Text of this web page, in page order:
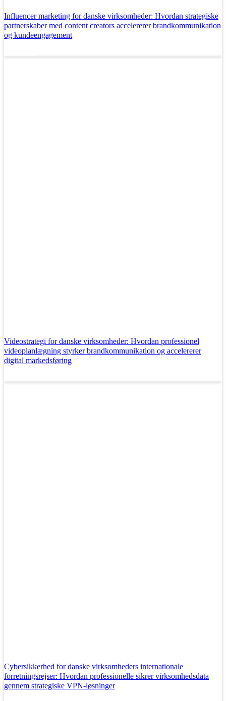
Influencer marketing for danske virksomheder: Hvordan strategiske
partnerskaber med content creators accelererer brandkommunikation
og kundeengagement
Videostrategi for danske virksomheder: Hvordan professionel
videoplanlægning styrker brandkommunikation og accelererer
digital markedsføring
Cybersikkerhed for danske virksomheders internationale
forretningsrejser: Hvordan professionelle sikrer virksomhedsdata
gennem strategiske VPN-løsninger